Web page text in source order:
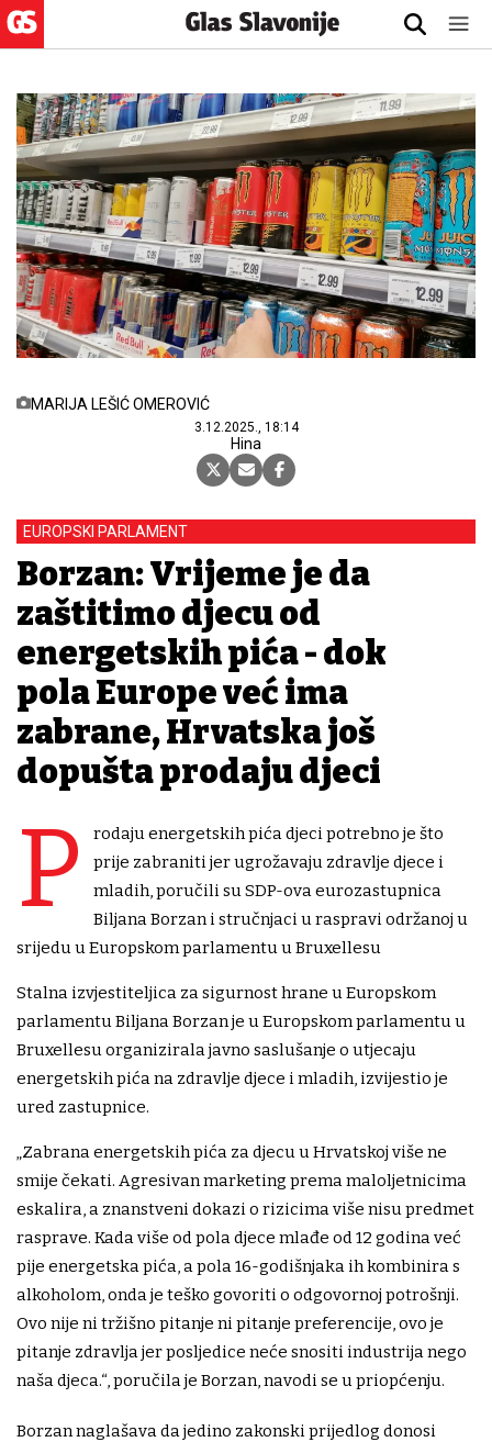
MARIJA LEŠIĆ OMEROVIĆ
3.12.2025., 18:14
Hina
EUROPSKI PARLAMENT
Borzan: Vrijeme je da
zaštitimo djecu od
energetskih pića - dok
pola Europe već ima
zabrane, Hrvatska još
dopušta prodaju djeci
P
rodaju energetskih pića djeci potrebno je što
prije zabraniti jer ugrožavaju zdravlje djece i
mladih, poručili su SDP-ova eurozastupnica
Biljana Borzan i stručnjaci u raspravi održanoj u
srijedu u Europskom parlamentu u Bruxellesu
Stalna izvjestiteljica za sigurnost hrane u Europskom
parlamentu Biljana Borzan je u Europskom parlamentu u
Bruxellesu organizirala javno saslušanje o utjecaju
energetskih pića na zdravlje djece i mladih, izvijestio je
ured zastupnice.
„Zabrana energetskih pića za djecu u Hrvatskoj više ne
smije čekati. Agresivan marketing prema maloljetnicima
eskalira, a znanstveni dokazi o rizicima više nisu predmet
rasprave. Kada više od pola djece mlađe od 12 godina već
pije energetska pića, a pola 16-godišnjaka ih kombinira s
alkoholom, onda je teško govoriti o odgovornoj potrošnji.
Ovo nije ni tržišno pitanje ni pitanje preferencije, ovo je
pitanje zdravlja jer posljedice neće snositi industrija nego
naša djeca.“, poručila je Borzan, navodi se u priopćenju.
Borzan naglašava da jedino zakonski prijedlog donosi